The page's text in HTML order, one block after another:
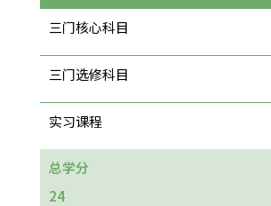
三门核心科目
三门选修科目
实习课程
总学分
24